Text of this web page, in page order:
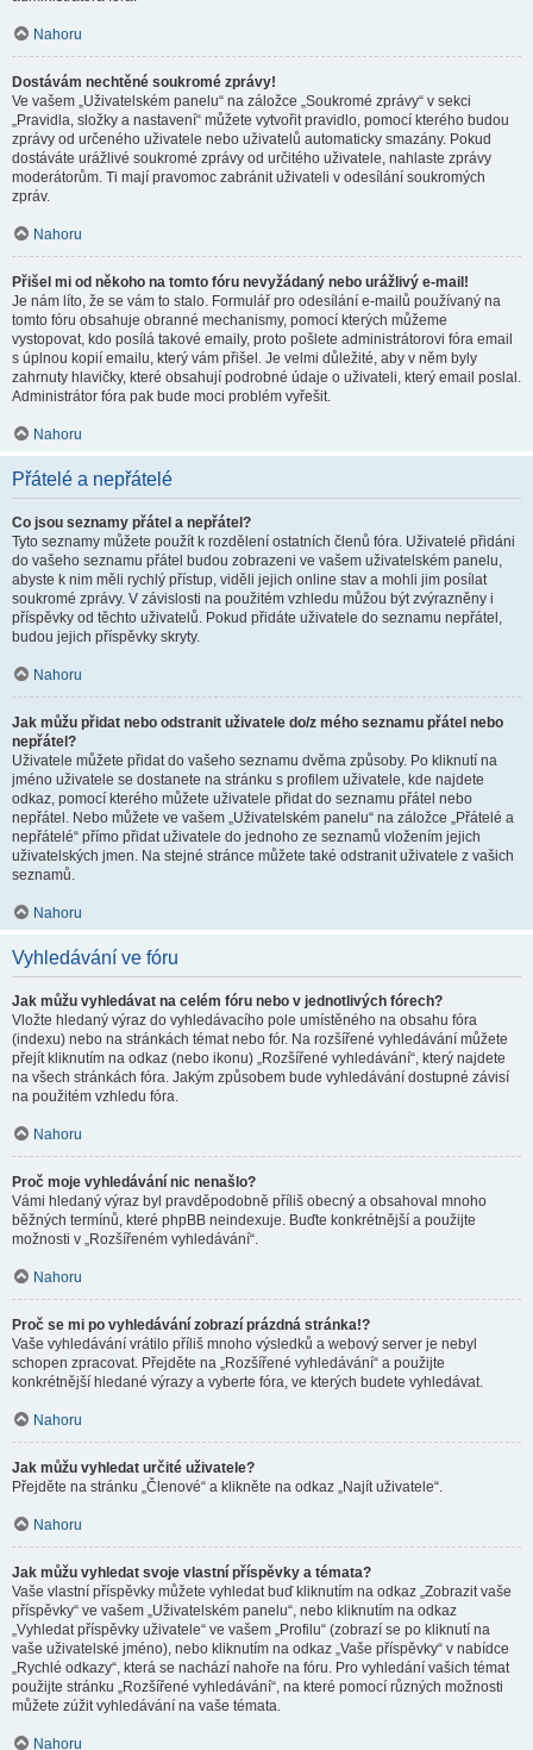
Nahoru
Dostávám nechtěné soukromé zprávy!
Ve vašem „Uživatelském panelu“ na záložce „Soukromé zprávy“ v sekci
„Pravidla, složky a nastavení“ můžete vytvořit pravidlo, pomocí kterého budou
zprávy od určeného uživatele nebo uživatelů automaticky smazány. Pokud
dostáváte urážlivé soukromé zprávy od určitého uživatele, nahlaste zprávy
moderátorům. Ti mají pravomoc zabránit uživateli v odesílání soukromých
zpráv.
Nahoru
Přišel mi od někoho na tomto fóru nevyžádaný nebo urážlivý e-mail!
Je nám líto, že se vám to stalo. Formulář pro odesílání e-mailů používaný na
tomto fóru obsahuje obranné mechanismy, pomocí kterých můžeme
vystopovat, kdo posílá takové emaily, proto pošlete administrátorovi fóra email
s úplnou kopií emailu, který vám přišel. Je velmi důležité, aby v něm byly
zahrnuty hlavičky, které obsahují podrobné údaje o uživateli, který email poslal.
Administrátor fóra pak bude moci problém vyřešit.
Nahoru
Přátelé a nepřátelé
Co jsou seznamy přátel a nepřátel?
Tyto seznamy můžete použít k rozdělení ostatních členů fóra. Uživatelé přidáni
do vašeho seznamu přátel budou zobrazeni ve vašem uživatelském panelu,
abyste k nim měli rychlý přístup, viděli jejich online stav a mohli jim posílat
soukromé zprávy. V závislosti na použitém vzhledu můžou být zvýrazněny i
příspěvky od těchto uživatelů. Pokud přidáte uživatele do seznamu nepřátel,
budou jejich příspěvky skryty.
Nahoru
Jak můžu přidat nebo odstranit uživatele do/z mého seznamu přátel nebo
nepřátel?
Uživatele můžete přidat do vašeho seznamu dvěma způsoby. Po kliknutí na
jméno uživatele se dostanete na stránku s profilem uživatele, kde najdete
odkaz, pomocí kterého můžete uživatele přidat do seznamu přátel nebo
nepřátel. Nebo můžete ve vašem „Uživatelském panelu“ na záložce „Přátelé a
nepřátelé“ přímo přidat uživatele do jednoho ze seznamů vložením jejich
uživatelských jmen. Na stejné stránce můžete také odstranit uživatele z vašich
seznamů.
Nahoru
Vyhledávání ve fóru
Jak můžu vyhledávat na celém fóru nebo v jednotlivých fórech?
Vložte hledaný výraz do vyhledávacího pole umístěného na obsahu fóra
(indexu) nebo na stránkách témat nebo fór. Na rozšířené vyhledávání můžete
přejít kliknutím na odkaz (nebo ikonu) „Rozšířené vyhledávání“, který najdete
na všech stránkách fóra. Jakým způsobem bude vyhledávání dostupné závisí
na použitém vzhledu fóra.
Nahoru
Proč moje vyhledávání nic nenašlo?
Vámi hledaný výraz byl pravděpodobně příliš obecný a obsahoval mnoho
běžných termínů, které phpBB neindexuje. Buďte konkrétnější a použijte
možnosti v „Rozšířeném vyhledávání“.
Nahoru
Proč se mi po vyhledávání zobrazí prázdná stránka!?
Vaše vyhledávání vrátilo příliš mnoho výsledků a webový server je nebyl
schopen zpracovat. Přejděte na „Rozšířené vyhledávání“ a použijte
konkrétnější hledané výrazy a vyberte fóra, ve kterých budete vyhledávat.
Nahoru
Jak můžu vyhledat určité uživatele?
Přejděte na stránku „Členové“ a klikněte na odkaz „Najít uživatele“.
Nahoru
Jak můžu vyhledat svoje vlastní příspěvky a témata?
Vaše vlastní příspěvky můžete vyhledat buď kliknutím na odkaz „Zobrazit vaše
příspěvky“ ve vašem „Uživatelském panelu“, nebo kliknutím na odkaz
„Vyhledat příspěvky uživatele“ ve vašem „Profilu“ (zobrazí se po kliknutí na
vaše uživatelské jméno), nebo kliknutím na odkaz „Vaše příspěvky“ v nabídce
„Rychlé odkazy“, která se nachází nahoře na fóru. Pro vyhledání vašich témat
použijte stránku „Rozšířené vyhledávání“, na které pomocí různých možnosti
můžete zúžit vyhledávání na vaše témata.
Nahoru